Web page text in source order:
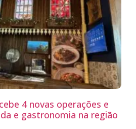
4 novas operações e
e gastronomia na região